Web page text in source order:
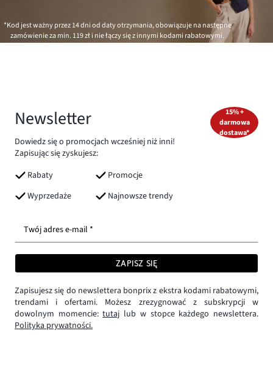
*Kod jest ważny przez 14 dni od daty otrzymania, obowiązuje na następne
zamówienie za min. 119 złi nie łączy się z innymi kodami rabatowymi.
Newsletter
Dowiedz się o promocjach wcześniej niż inni!
Zapisując się zyskujesz:
Rabaty
Promocje
Wyprzedaże
Najnowsze trendy
15% +
darmowa
dostawa*
Twój adres e-mail *
ZAPISZ SIĘ
Zapisujesz się do newslettera bonprix z ekstra kodami rabatowymi,
trendami i ofertami. Możesz zrezygnować z subskrypcji w
dowolnym momencie:tutaj lub w stopce każdego newslettera.
Polityka prywatności.